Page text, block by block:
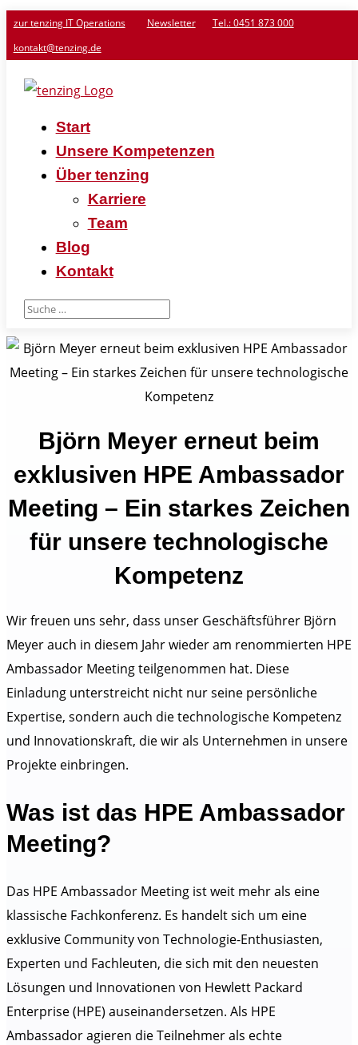
zur tenzing IT Operations Newsletter
Tel.: 0451 873 000
kontakt@tenzing.de
Start
Unsere Kompetenzen
Über tenzing
Karriere
Team
Blog
Kontakt
Björn Meyer erneut beim
exklusiven HPE Ambassador
Meeting – Ein starkes Zeichen
für unsere technologische
Kompetenz
Wir freuen uns sehr, dass unser Geschäftsführer Björn
Meyer auch in diesem Jahr wieder am renommierten HPE
Ambassador Meeting teilgenommen hat. Diese
Einladung unterstreicht nicht nur seine persönliche
Expertise, sondern auch die technologische Kompetenz
und Innovationskraft, die wir als Unternehmen in unsere
Projekte einbringen.
Was ist das HPE Ambassador
Meeting?
Das HPE Ambassador Meeting ist weit mehr als eine
klassische Fachkonferenz. Es handelt sich um eine
exklusive Community von Technologie-Enthusiasten,
Experten und Fachleuten, die sich mit den neuesten
Lösungen und Innovationen von Hewlett Packard
Enterprise (HPE) auseinandersetzen. Als HPE
Ambassador agieren die Teilnehmer als echte